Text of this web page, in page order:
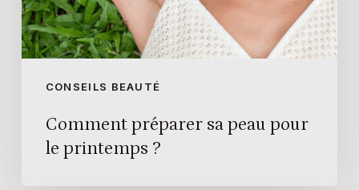
CONSEILS BEAUTÉ
Comment préparer sa peau pour
le printemps ?